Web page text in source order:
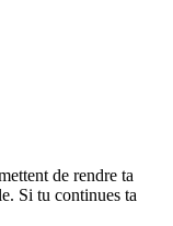
de rendre ta
Si tu continues ta